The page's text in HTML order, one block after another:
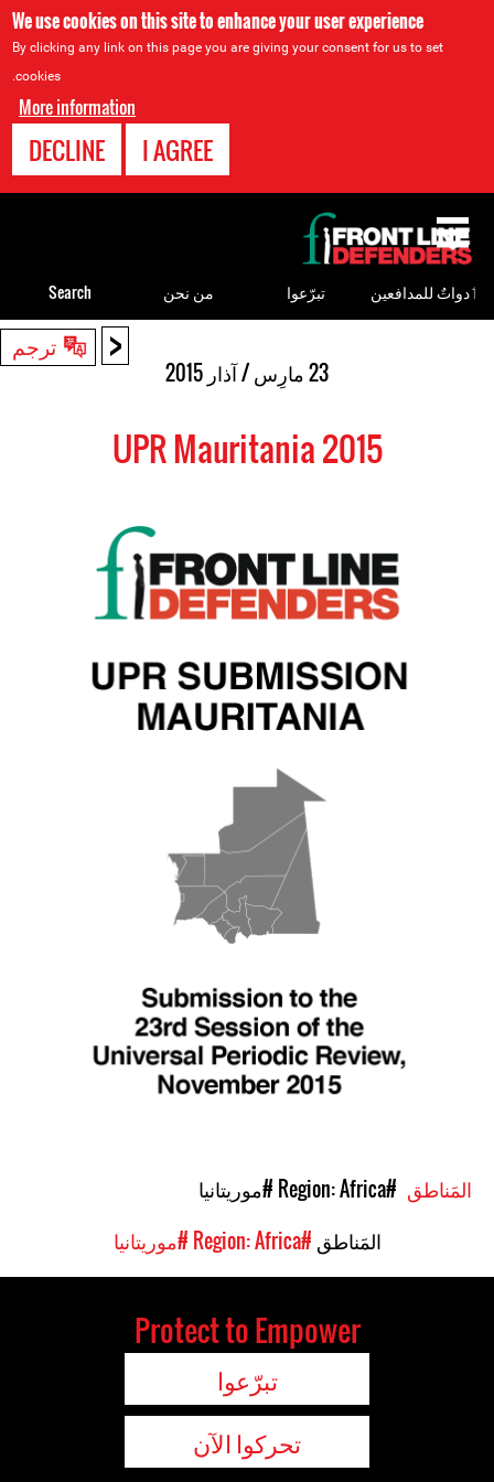
We use cookies on this site to enhance your user experience
By clicking any link on this page you are giving your consent for us to set
cookies.
More information
I AGREE
DECLINE
< ترجم
23 مارِس / آذار 2015
UPR Mauritania 2015
المَناطق #Region: Africa #موريتانيا
to
top
ٲدواتٌ للمدافعين تبرّعوا من نحن Search
المَناطق #Region: Africa #موريتانيا
Protect to Empower
تبرّعوا
تحركوا الآن